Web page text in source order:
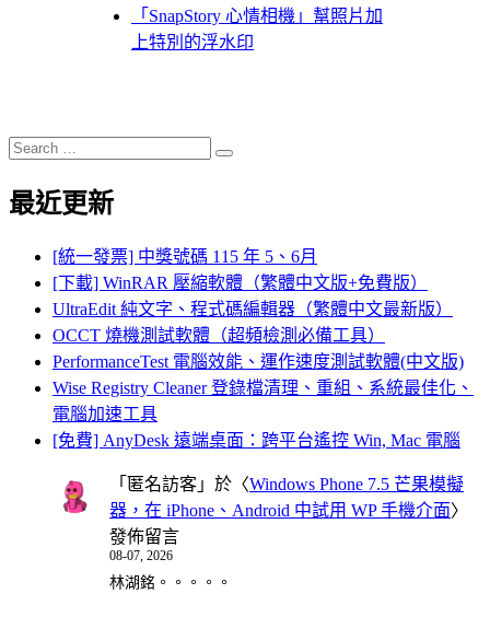
「SnapStory 心情相機」幫照片加
上特別的浮水印
Search
for:
Search
最近更新
[統一發票] 中獎號碼 115 年 5、6月
[下載] WinRAR 壓縮軟體（繁體中文版+免費版）
UltraEdit 純文字、程式碼編輯器（繁體中文最新版）
OCCT 燒機測試軟體（超頻檢測必備工具）
PerformanceTest 電腦效能、運作速度測試軟體(中文版)
Wise Registry Cleaner 登錄檔清理、重組、系統最佳化、
電腦加速工具
[免費] AnyDesk 遠端桌面：跨平台遙控 Win, Mac 電腦
「 匿名訪客 」於〈Windows Phone 7.5 芒果模擬
器，在 iPhone、Android 中試用 WP 手機介面〉
發佈留言
08-07, 2026
林湖銘。。。。。